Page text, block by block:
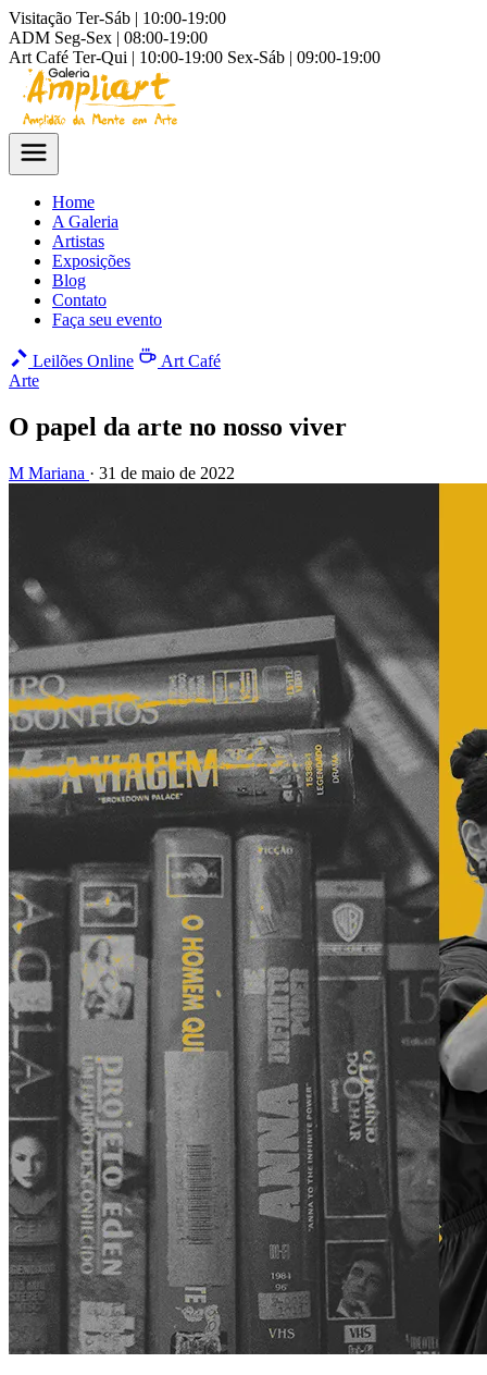
Visitação Ter-Sáb | 10:00-19:00
ADM Seg-Sex | 08:00-19:00
Art Café Ter-Qui | 10:00-19:00 Sex-Sáb | 09:00-19:00
Home
A Galeria
Artistas
Exposições
Blog
Contato
Faça seu evento
Leilões Online
Art Café
Arte
O papel da arte no nosso viver
M Mariana · 31 de maio de 2022